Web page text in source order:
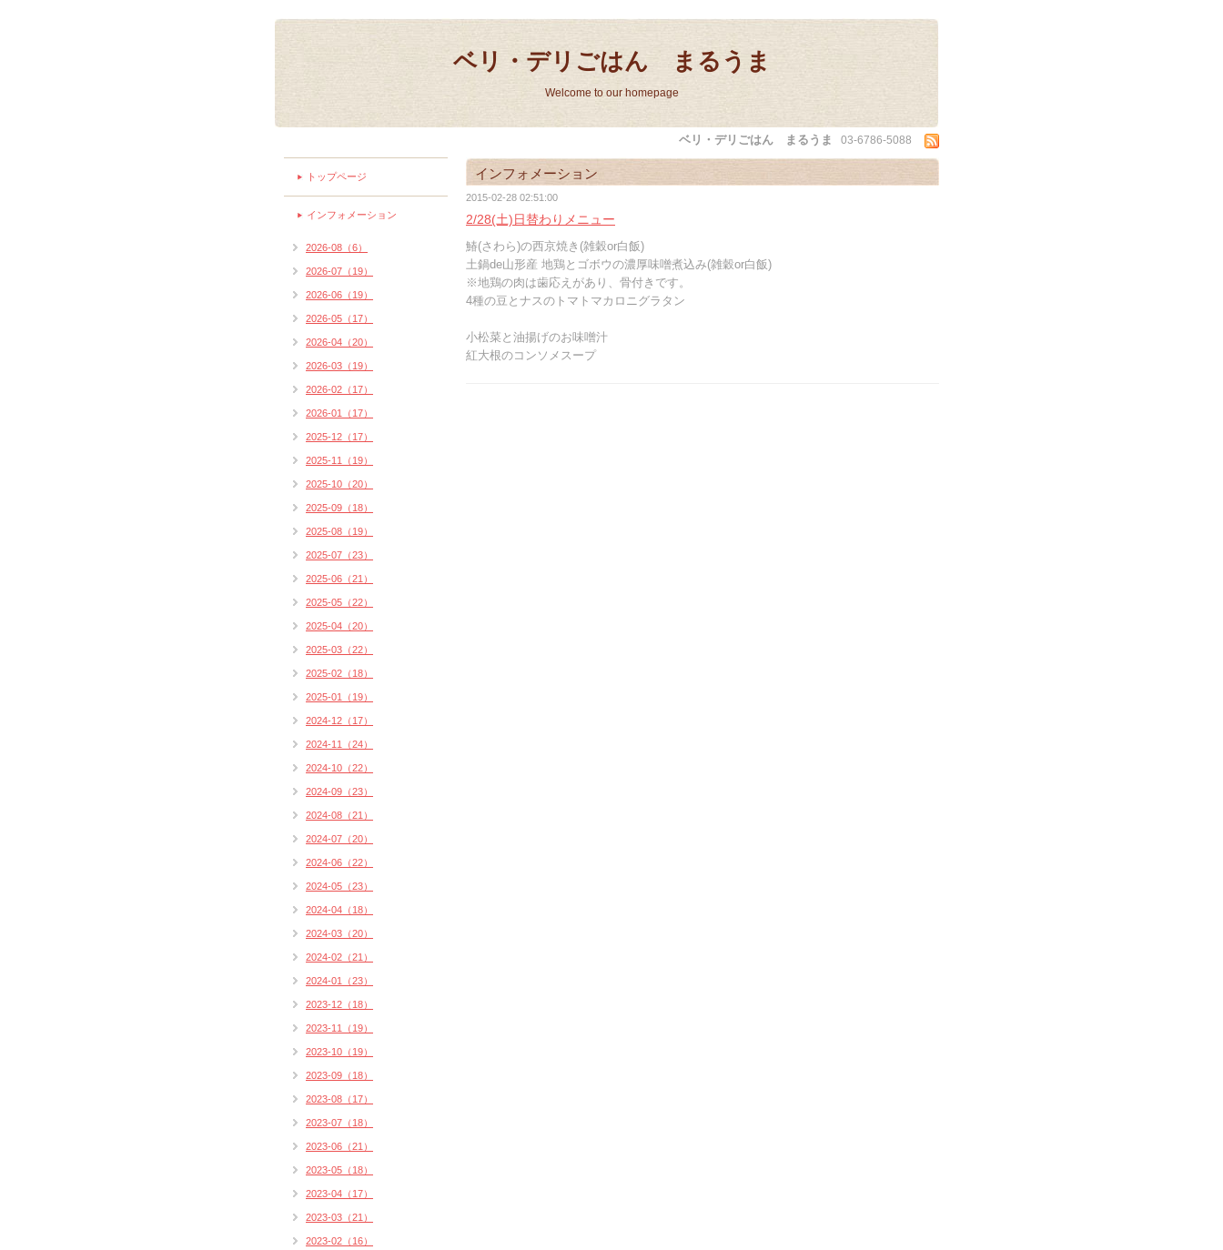
ベリ・デリごはん まるうま
Welcome to our homepage
ベリ・デリごはん まるうま 03-6786-5088
インフォメーション
2015-02-28 02:51:00
2/28(土)日替わりメニュー
鰆(さわら)の西京焼き(雑穀or白飯)
土鍋de山形産 地鶏とゴボウの濃厚味噌煮込み(雑穀or白飯)
※地鶏の肉は歯応えがあり、骨付きです。
4種の豆とナスのトマトマカロニグラタン
小松菜と油揚げのお味噌汁
紅大根のコンソメスープ
トップページ
インフォメーション
2026-08（6）
2026-07（19）
2026-06（19）
2026-05（17）
2026-04（20）
2026-03（19）
2026-02（17）
2026-01（17）
2025-12（17）
2025-11（19）
2025-10（20）
2025-09（18）
2025-08（19）
2025-07（23）
2025-06（21）
2025-05（22）
2025-04（20）
2025-03（22）
2025-02（18）
2025-01（19）
2024-12（17）
2024-11（24）
2024-10（22）
2024-09（23）
2024-08（21）
2024-07（20）
2024-06（22）
2024-05（23）
2024-04（18）
2024-03（20）
2024-02（21）
2024-01（23）
2023-12（18）
2023-11（19）
2023-10（19）
2023-09（18）
2023-08（17）
2023-07（18）
2023-06（21）
2023-05（18）
2023-04（17）
2023-03（21）
2023-02（16）